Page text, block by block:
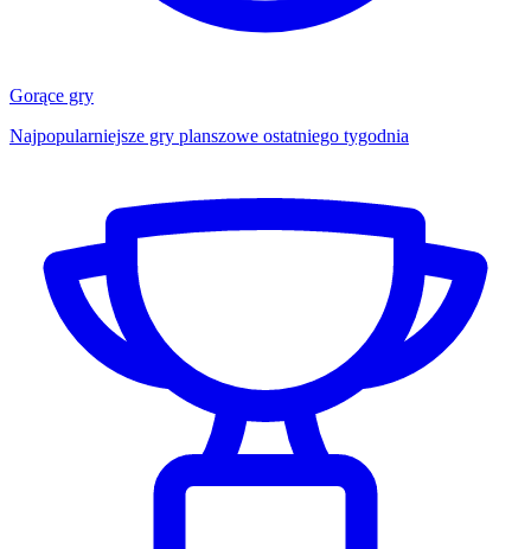
Gorące gry
Najpopularniejsze gry planszowe ostatniego tygodnia